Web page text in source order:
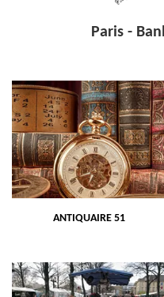
Paris -
ANTIQUAIRE 51